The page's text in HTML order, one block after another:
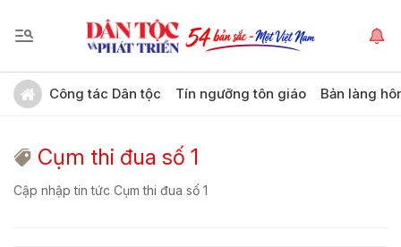
Công tác Dân tộc Tín ngưỡng tôn giáo Bản làng
Cụm thi đua số 1
Cập nhập tin tức Cụm thi đua số 1